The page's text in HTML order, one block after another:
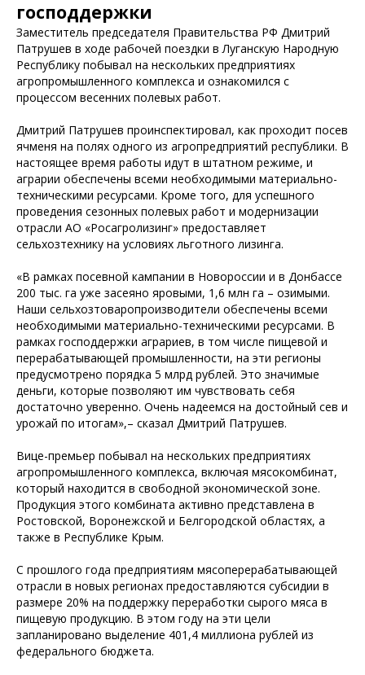
господдержки
Заместитель председателя Правительства РФ Дмитрий
Патрушев в ходе рабочей поездки в Луганскую Народную
Республику побывал на нескольких предприятиях
агропромышленного комплекса и ознакомился с
процессом весенних полевых работ.
Дмитрий Патрушев проинспектировал, как проходит посев
ячменя на полях одного из агропредприятий республики. В
настоящее время работы идут в штатном режиме, и
аграрии обеспечены всеми необходимыми материально-
техническими ресурсами. Кроме того, для успешного
проведения сезонных полевых работ и модернизации
отрасли АО «Росагролизинг» предоставляет
сельхозтехнику на условиях льготного лизинга.
«В рамках посевной кампании в Новороссии и в Донбассе
200 тыс. га уже засеяно яровыми, 1,6 млн га – озимыми.
Наши сельхозтоваропроизводители обеспечены всеми
необходимыми материально-техническими ресурсами. В
рамках господдержки аграриев, в том числе пищевой и
перерабатывающей промышленности, на эти регионы
предусмотрено порядка 5 млрд рублей. Это значимые
деньги, которые позволяют им чувствовать себя
достаточно уверенно. Очень надеемся на достойный сев и
урожай по итогам»,– сказал Дмитрий Патрушев.
Вице-премьер побывал на нескольких предприятиях
агропромышленного комплекса, включая мясокомбинат,
который находится в свободной экономической зоне.
Продукция этого комбината активно представлена в
Ростовской, Воронежской и Белгородской областях, а
также в Республике Крым.
С прошлого года предприятиям мясоперерабатывающей
отрасли в новых регионах предоставляются субсидии в
размере 20% на поддержку переработки сырого мяса в
пищевую продукцию. В этом году на эти цели
запланировано выделение 401,4 миллиона рублей из
федерального бюджета.